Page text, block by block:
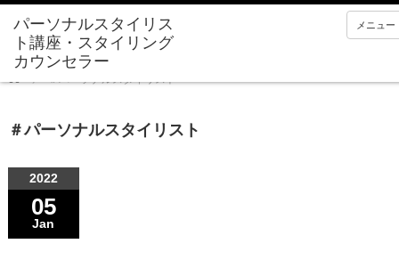
メニュー
＃パーソナルスタイリスト
＃パーソナルスタイリスト
2022
05
Jan